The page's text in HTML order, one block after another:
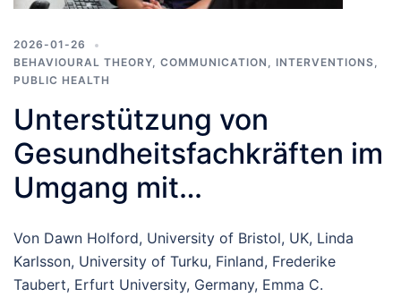
2026-01-26
BEHAVIOURAL THEORY, COMMUNICATION , INTERVENTIONS,
PUBLIC HEALTH
Unterstützung von
Gesundheitsfachkräften im
Umgang mit
Von Dawn Holford, University of Bristol, UK, Linda
Karlsson, University of Turku, Finland, Frederike
Taubert, Erfurt University, Germany, Emma C.